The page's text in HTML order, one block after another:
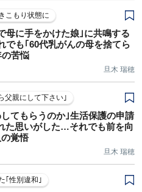
こもり状態に
母に手をかけた娘｣に共鳴する
でも｢60代乳がんの母を捨てら
苦悩
旦木 瑞穂
父親にして下さい｣
てもらうのか｣生活保護の申請
た思いがした…それでも前を向
覚悟
旦木 瑞穂
｢性別違和｣